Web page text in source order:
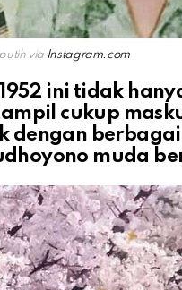
via Instagram.com
ini tidak
cukup
dengan berbagai
muda